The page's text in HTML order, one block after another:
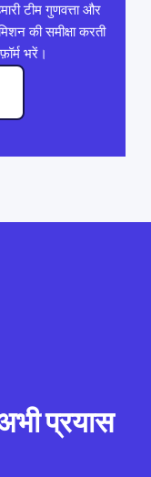
टीम गुणवत्ता और
की समीक्षा करती
भरें।
प्रयास